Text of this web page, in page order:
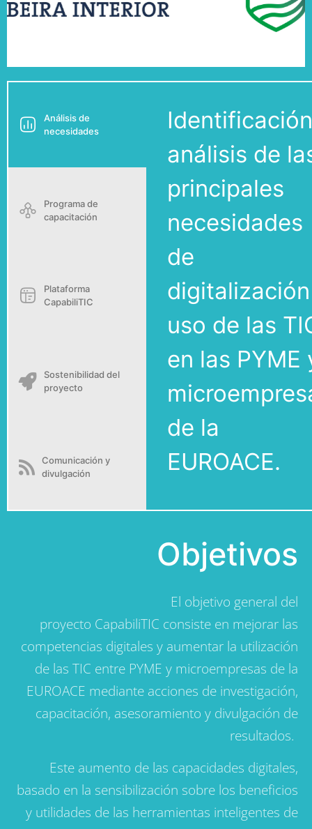
necesidades
análisis de
principales
necesidades
de
uso de las
en las PYME
de la
Objetivos
El objetivo general del
proyecto CapabiliTIC consiste en mejorar las
competencias digitales y aumentar la utilización
de las TIC entre PYME y microempresas de la
EUROACE mediante acciones de investigación,
capacitación, asesoramiento y divulgación de
resultados.
Este aumento de las capacidades digitales,
basado en la sensibilización sobre los beneficios